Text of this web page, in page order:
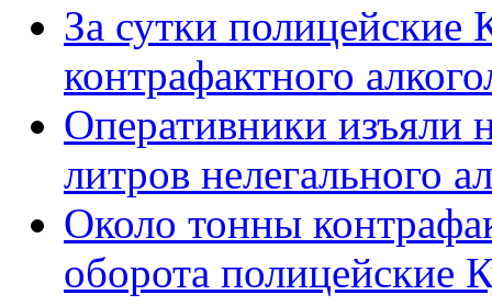
За сутки полицейские
контрафактного
Оперативники изъяли
литров нелегального
Около тонны
оборота полицейские